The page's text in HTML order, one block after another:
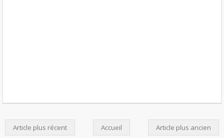
Article plus récent Article plus ancien
Accueil